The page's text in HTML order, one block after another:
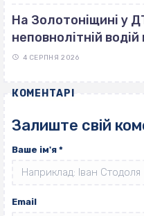
На Золотоніщині у
неповнолітній
4 СЕРПНЯ 2026
КОМЕНТАРІ
Залиште свій
Ваше ім'я *
Email